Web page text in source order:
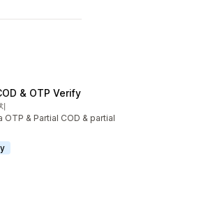
& OTP Verify
& Partial COD & partial